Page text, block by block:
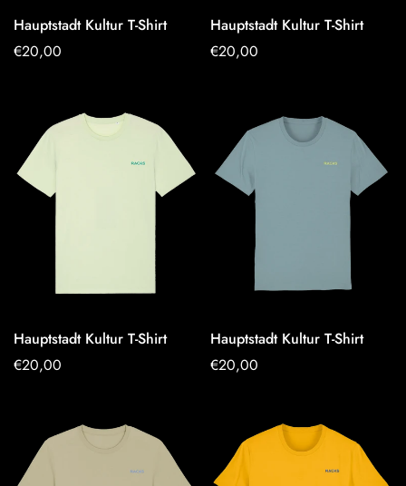
OPTIONEN
AUSWÄHLEN
Hauptstadt Kultur T-Shirt
Regulärer
€20,00
OPTIONEN
AUSWÄHLEN
Hauptstadt Kultur T-Shirt
Regulärer
€20,00
OPTIONEN
AUSWÄHLEN
Hauptstadt Kultur T-Shirt
Regulärer
€20,00
OPTIONEN
AUSWÄHLEN
Hauptstadt Kultur T-Shirt
Regulärer
€20,00